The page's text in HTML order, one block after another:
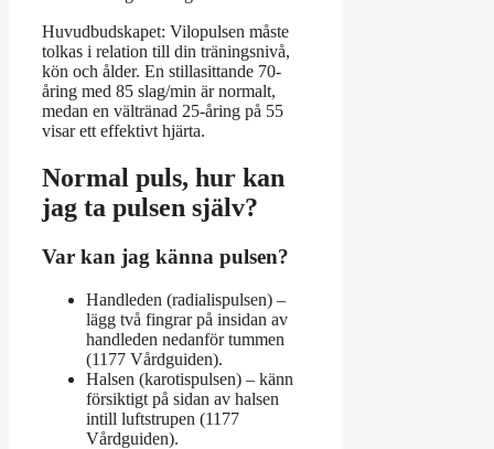
Huvudbudskapet: Vilopulsen måste
tolkas i relation till din träningsnivå,
kön och ålder. En stillasittande 70-
åring med 85 slag/min är normalt,
medan en vältränad 25-åring på 55
visar ett effektivt hjärta.
Normal puls, hur kan
jag ta pulsen själv?
Var kan jag känna pulsen?
Handleden (radialispulsen) –
lägg två fingrar på insidan av
handleden nedanför tummen
(1177 Vårdguiden).
Halsen (karotispulsen) – känn
försiktigt på sidan av halsen
intill luftstrupen (1177
Vårdguiden).